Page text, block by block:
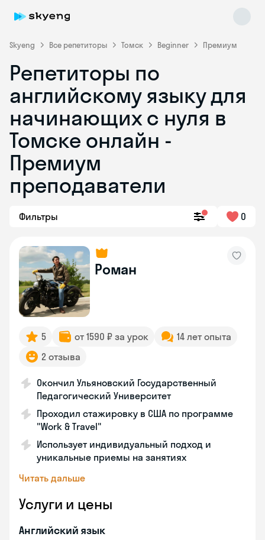
Skyeng Все репетиторы Томск Beginner Премиум
Репетиторы по
английскому языку для
начинающих с нуля в
Томске онлайн -
Премиум
преподаватели
Фильтры 0
Роман
5 от 1590 ₽ за урок
14 лет опыта
2 отзыва
Окончил Ульяновский Государственный
Педагогический Университет
Проходил стажировку в США по программе
"Work & Travel"
Использует индивидуальный подход и
уникальные приемы на занятиях
Читать дальше
Услуги и цены
Английский язык
online